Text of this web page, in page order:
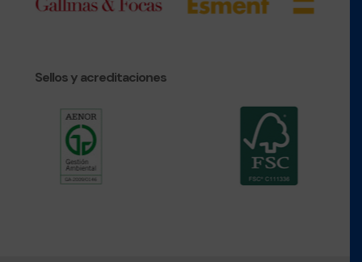
Sellos y acreditaciones